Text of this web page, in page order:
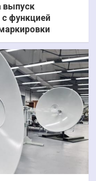
выпуск
функцией